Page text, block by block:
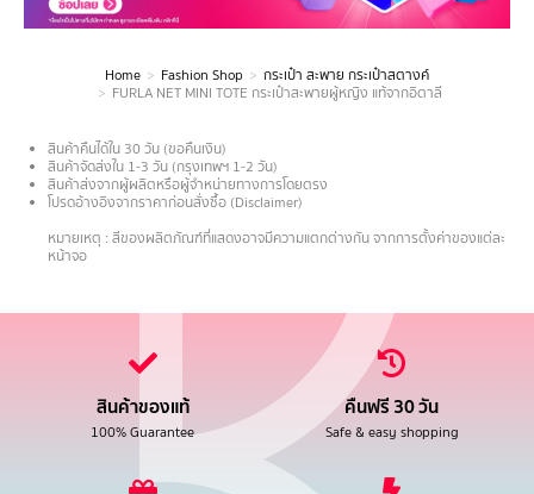
You are here:
Home Fashion Shop
กระเป๋า สะพาย กระเป๋าสตางค์
FURLA NET MINI TOTE กระเป๋าสะพายผู้หญิง แท้จากอิตาลี
สินค้าคืนได้ใน 30 วัน (ขอคืนเงิน)
สินค้าจัดส่งใน 1-3 วัน (กรุงเทพฯ 1-2 วัน)
สินค้าส่งจากผู้ผลิตหรือผู้จำหน่ายทางการโดยตรง
โปรดอ้างอิงจากราคาก่อนสั่งซื้อ (Disclaimer)
หมายเหตุ : สีของผลิตภัณฑ์ที่แสดงอาจมีความแตกต่างกัน จากการตั้งค่าของแต่ละ
หน้าจอ
สินค้าของแท้
100% Guarantee
คืนฟรี 30 วัน
Safe & easy shopping